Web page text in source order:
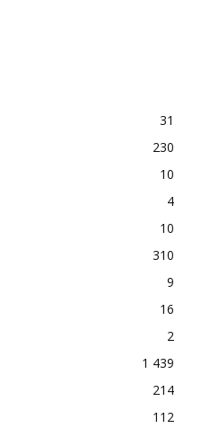
31
230
10
4
10
310
9
16
2
1 439
214
112